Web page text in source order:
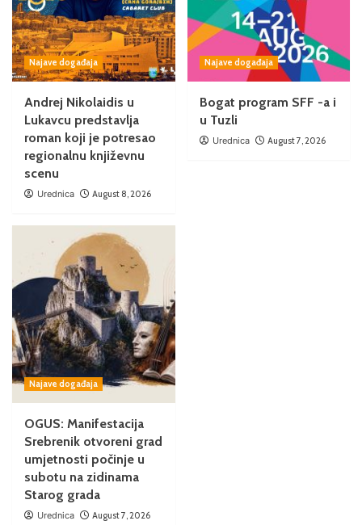
Najave događaja
Andrej Nikolaidis u
Lukavcu predstavlja
roman koji je potresao
regionalnu književnu
scenu
Urednica August 8, 2026
Najave događaja
Bogat program SFF -a i
u Tuzli
Urednica August 7, 2026
Najave događaja
OGUS: Manifestacija
Srebrenik otvoreni grad
umjetnosti počinje u
subotu na zidinama
Starog grada
Urednica August 7, 2026